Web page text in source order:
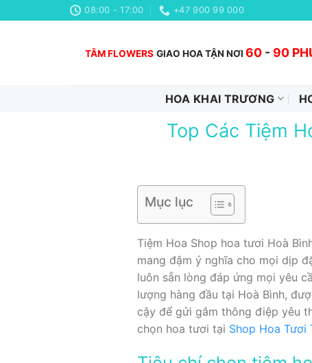
đến
08:00 - 17:00 +47 900 99 000
TÂM FLOWERS GIAO HOA TẬN NƠI 60 - 90
HOA KHAI TRƯƠNG
Top Các Tiệm
Mục lục
Tiệm Hoa Shop hoa tươi Hoà
mang đậm ý nghĩa cho mọi dịp
luôn sẵn lòng đáp ứng mọi yêu
lượng hàng đầu tại Hoà Bình,
cậy để gửi gắm thông điệp yêu
chọn hoa tươi tại Shop Hoa Tươi